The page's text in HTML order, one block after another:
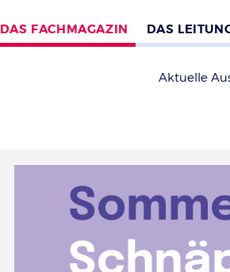
DAS FACHMAGAZIN DAS
Aktuelle